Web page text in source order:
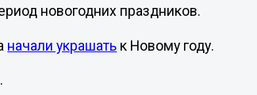
новогодних праздников.
начали украшать к Новому году.